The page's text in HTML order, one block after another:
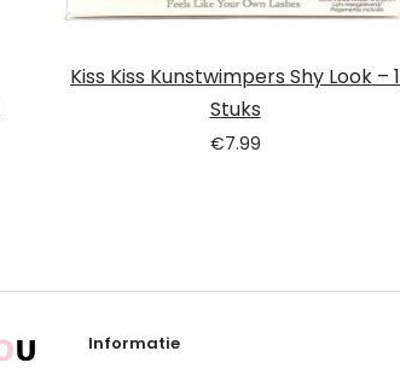
Kiss Kiss Kunstwimpers Shy Look – 1
Stuks
€7.99
Informatie